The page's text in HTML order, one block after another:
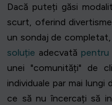
Dacă puteți găsi
scurt, oferind
un sondaj de
soluție adecvată pentru
unei "comunități" de
individuale par mai lungi
ce să nu încercați să